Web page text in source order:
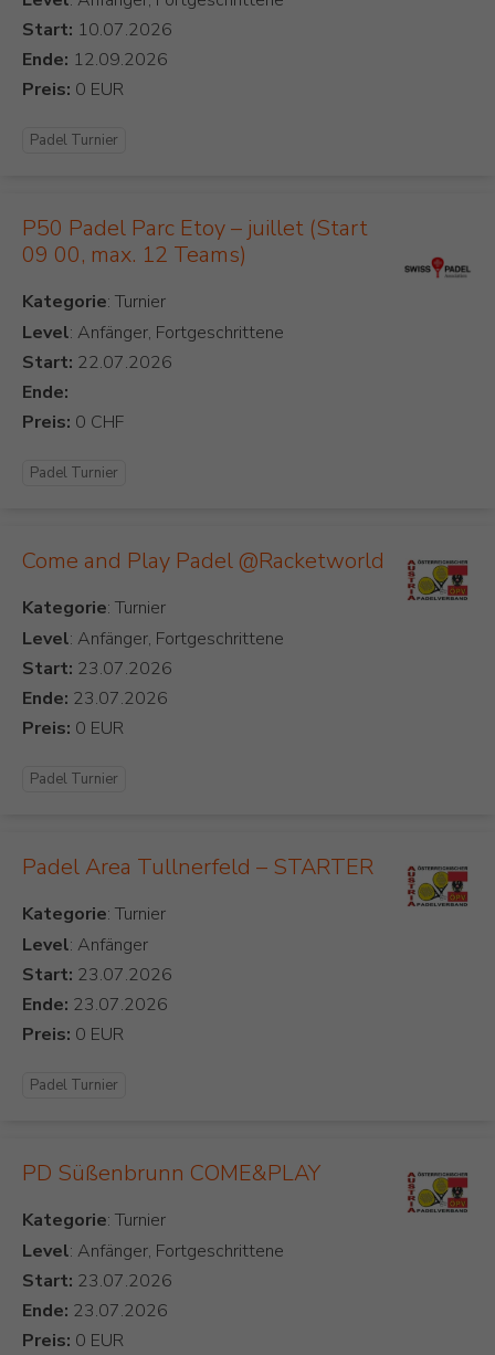
Start:
Ende:
Preis:
Padel Turnier
P50 Padel Parc Etoy – juillet (Start
09 00, max. 12 Teams)
Kategorie
Level: Anfänger, Fortgeschrittene
Start:
Ende:
Preis:
Padel Turnier
Come and Play Padel @Racketworld
Kategorie
Level: Anfänger, Fortgeschrittene
Start:
Ende:
Preis:
Padel Turnier
Padel Area Tullnerfeld – STARTER
Kategorie
Level: Anfänger
Start:
Ende:
Preis:
Padel Turnier
PD Süßenbrunn COME&PLAY
Kategorie
Level: Anfänger, Fortgeschrittene
Start:
Ende:
Preis: